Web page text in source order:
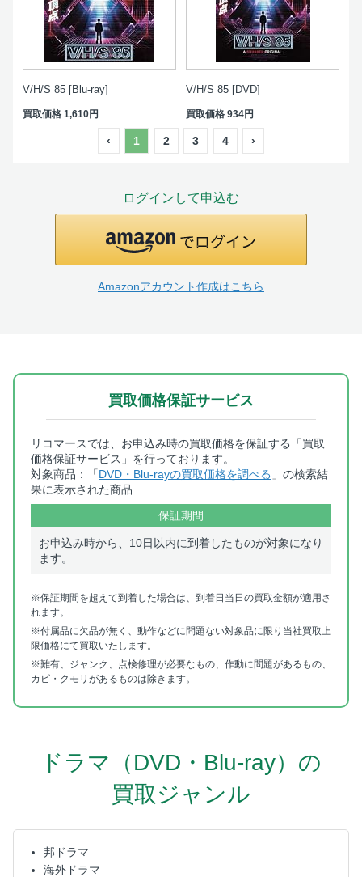
V/H/S 85 [Blu-ray]
買取価格 1,610円
V/H/S 85 [DVD]
買取価格934円
‹ 1 2 3 4 ›
ログインして申込む
Amazonアカウント作成はこちら
買取価格保証サービス
リコマースでは、お申込み時の買取価格を保証する「買取
価格保証サービス」を行っております。
対象商品：「DVD・Blu-rayの買取価格を調べる 」の検索結
果に表示された商品
保証期間
お申込み時から、10日以内に到着したものが対象になり
ます。
※保証期間を超えて到着した場合は、到着日当日の買取金額が適用さ
れます。
※付属品に欠品が無く、動作などに問題ない対象品に限り当社買取上
限価格にて買取いたします。
※難有、ジャンク、点検修理が必要なもの、作動に問題があるもの、
カビ・クモリがあるものは除きます。
ドラマ（DVD・Blu-ray）の
買取ジャンル
邦ドラマ
海外ドラマ